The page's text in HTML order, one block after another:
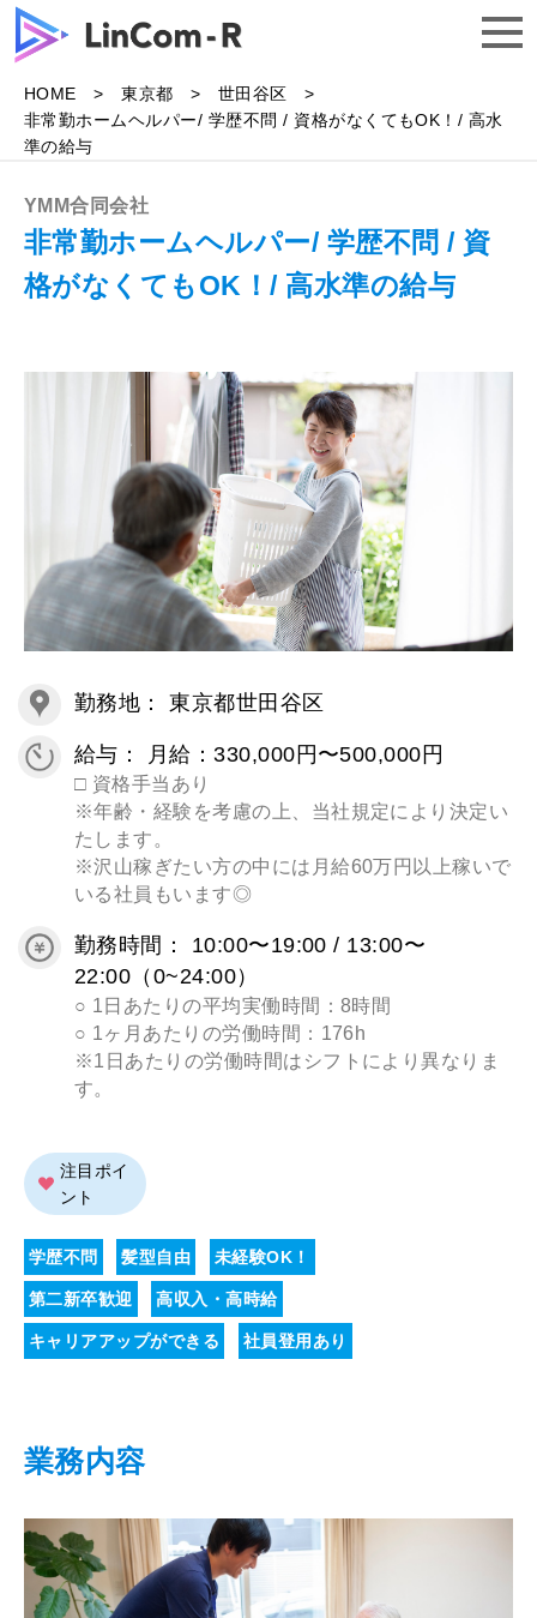
トップ
よくある質問
無料で相談する
HOME 東京都
世田谷区
非常勤ホームヘルパー/ 学歴不問 / 資格がなくてもOK！/ 高水
準の給与
YMM合同会社
非常勤ホームヘルパー/ 学歴不問 / 資
格がなくてもOK！/ 高水準の給与
勤務地： 東京都世田谷区
給与： 月給：330,000円〜500,000円
□ 資格手当あり
※年齢・経験を考慮の上、当社規定により決定い
たします。
※沢山稼ぎたい方の中には月給60万円以上稼いで
いる社員もいます◎
勤務時間： 10:00〜19:00 / 13:00〜
22:00（0~24:00）
○ 1日あたりの平均実働時間：8時間
○ 1ヶ月あたりの労働時間：176h
※1日あたりの労働時間はシフトにより異なりま
す。
注目ポイ
ント
学歴不問 髪型自由 未経験OK！
第二新卒歓迎 高収入・高時給
キャリアアップができる 社員登用あり
業務内容